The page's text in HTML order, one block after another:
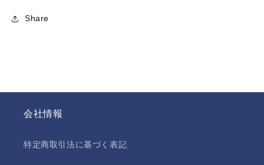
Share
会社情報
特定商取引法に基づく表記